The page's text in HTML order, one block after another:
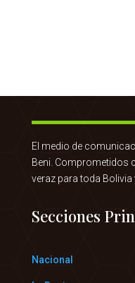
El medio de
Beni. Comprometidos
veraz para toda Bolivia
Secciones
Nacional